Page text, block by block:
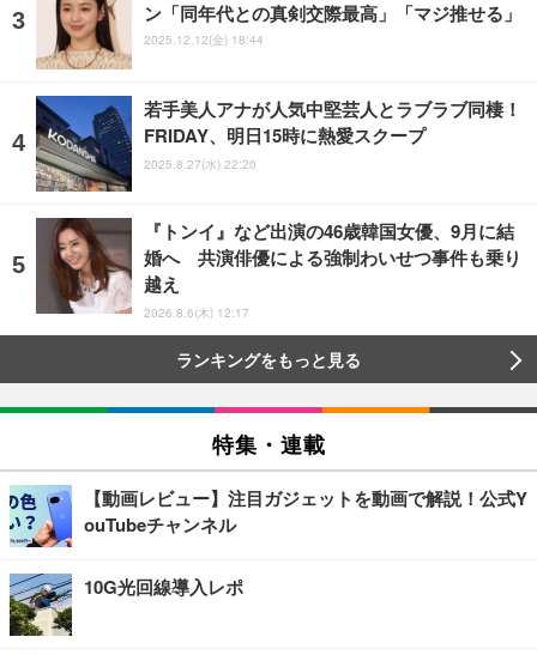
ン「同年代との真剣交際最高」「マジ推せる」
2025.12.12(金) 18:44
若手美人アナが人気中堅芸人とラブラブ同棲！
FRIDAY、明日15時に熱愛スクープ
2025.8.27(水) 22:20
『トンイ』など出演の46歳韓国女優、9月に結
婚へ 共演俳優による強制わいせつ事件も乗り
越え
2026.8.6(木) 12:17
ランキングをもっと見る
特集・連載
【動画レビュー】注目ガジェットを動画で解説！公式Y
ouTubeチャンネル
10G光回線導入レポ